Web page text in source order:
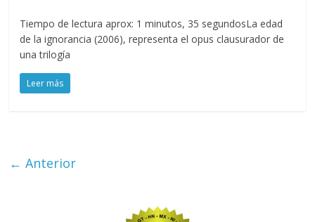
Tiempo de lectura aprox: 1 minutos, 35 segundosLa edad
de la ignorancia (2006), representa el opus clausurador de
una trilogía
Leer más
← Anterior